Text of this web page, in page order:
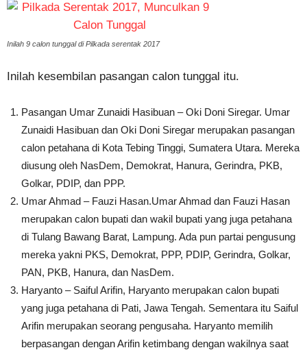
Inilah 9 calon tunggal di Pilkada serentak 2017
Inilah kesembilan pasangan calon tunggal itu.
Pasangan Umar Zunaidi Hasibuan – Oki Doni Siregar. Umar
Zunaidi Hasibuan dan Oki Doni Siregar merupakan pasangan
calon petahana di Kota Tebing Tinggi, Sumatera Utara. Mereka
diusung oleh NasDem, Demokrat, Hanura, Gerindra, PKB,
Golkar, PDIP, dan PPP.
Umar Ahmad – Fauzi Hasan.Umar Ahmad dan Fauzi Hasan
merupakan calon bupati dan wakil bupati yang juga petahana
di Tulang Bawang Barat, Lampung. Ada pun partai pengusung
mereka yakni PKS, Demokrat, PPP, PDIP, Gerindra, Golkar,
PAN, PKB, Hanura, dan NasDem.
Haryanto – Saiful Arifin, Haryanto merupakan calon bupati
yang juga petahana di Pati, Jawa Tengah. Sementara itu Saiful
Arifin merupakan seorang pengusaha. Haryanto memilih
berpasangan dengan Arifin ketimbang dengan wakilnya saat